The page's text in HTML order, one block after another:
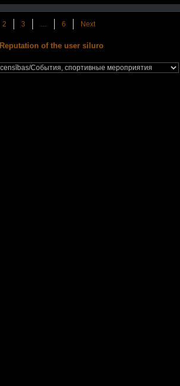
2 3 … 6 Next
Reputation of the user siluro